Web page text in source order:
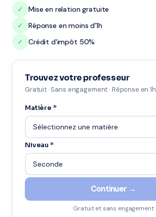
✓
Mise en relation gratuite
✓
Réponse en moins d'1h
✓
Crédit d'impôt 50%
Trouvez votre professeur
Gratuit · Sans engagement · Réponse en 1h
Matière *
Niveau *
Continuer →
Gratuit et sans engagement